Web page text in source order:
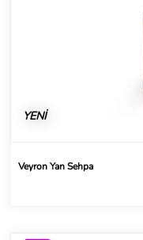
YENİ
Veyron Yan Sehpa